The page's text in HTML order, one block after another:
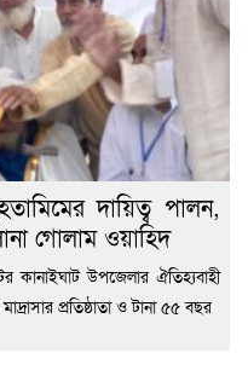
দায়িত্ব পালন,
গোলাম ওয়াহিদ
কানাইঘাট উপজেলার ঐতিহ্যবাহী
প্রতিষ্ঠাতা ও টানা ৫৫ বছর